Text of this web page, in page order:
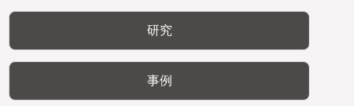
研究
事例